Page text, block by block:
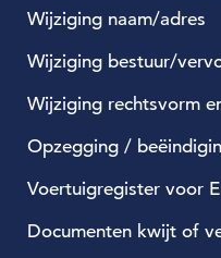
Wijziging naam/adres
Wijziging bestuur/
Wijziging rechtsvorm
Opzegging /
Voertuigregister voor
Documenten kwijt of